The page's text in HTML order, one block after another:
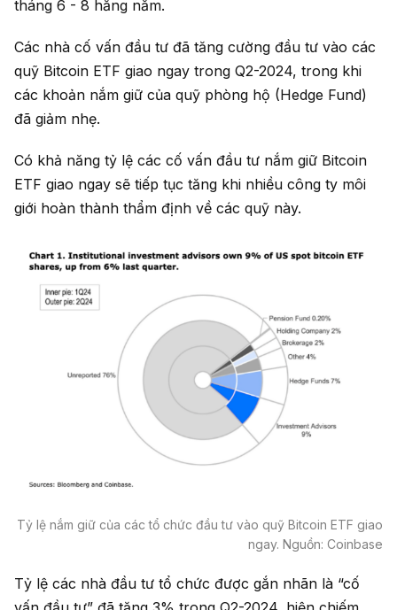
tháng 6 - 8 hằng năm.
Các nhà cố vấn đầu tư đã tăng cường đầu tư vào các
quỹ Bitcoin ETF giao ngay trong Q2-2024, trong khi
các khoản nắm giữ của quỹ phòng hộ (Hedge Fund)
đã giảm nhẹ.
Có khả năng tỷ lệ các cố vấn đầu tư nắm giữ Bitcoin
ETF giao ngay sẽ tiếp tục tăng khi nhiều công ty môi
giới hoàn thành thẩm định về các quỹ này.
Tỷ lệ nắm giữ của các tổ chức đầu tư vào quỹ Bitcoin ETF giao
ngay. Nguồn: Coinbase
Tỷ lệ các nhà đầu tư tổ chức được gắn nhãn là “cố